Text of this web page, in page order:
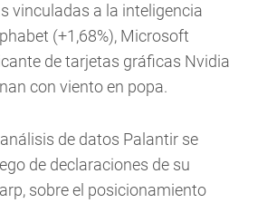
vinculadas a la inteligencia
(+1,68%), Microsoft
de tarjetas gráficas Nvidia
con viento en popa.
de datos Palantir se
de declaraciones de su
sobre el posicionamiento